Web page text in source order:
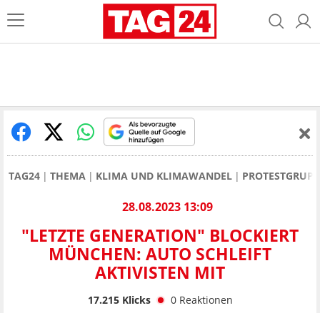
TAG24 THEMA KLIMA UND KLIMAWANDEL
28.08.2023 13:09
"LETZTE GENERATION" BLOCKIERT
MÜNCHEN: AUTO SCHLEIFT
AKTIVISTEN MIT
17.215Klicks 0 Reaktionen